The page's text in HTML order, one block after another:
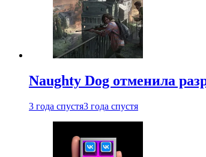
Naughty Dog отменила
3 года спустя3 года спустя